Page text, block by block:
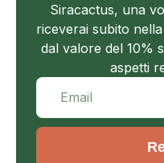
Siracactus, una
riceverai subito
dal valore del 10%
aspetti